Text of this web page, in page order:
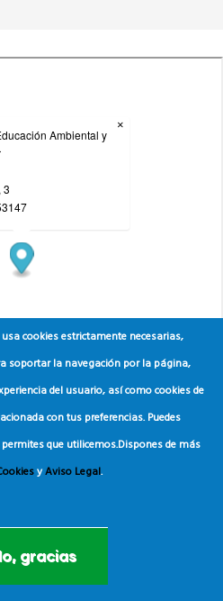
cookies estrictamente necesarias,
soportar la navegación por la página,
del usuario, así como cookies de
con tus preferencias. Puedes
que utilicemos.Dispones de más
yAviso Legal.
gracias